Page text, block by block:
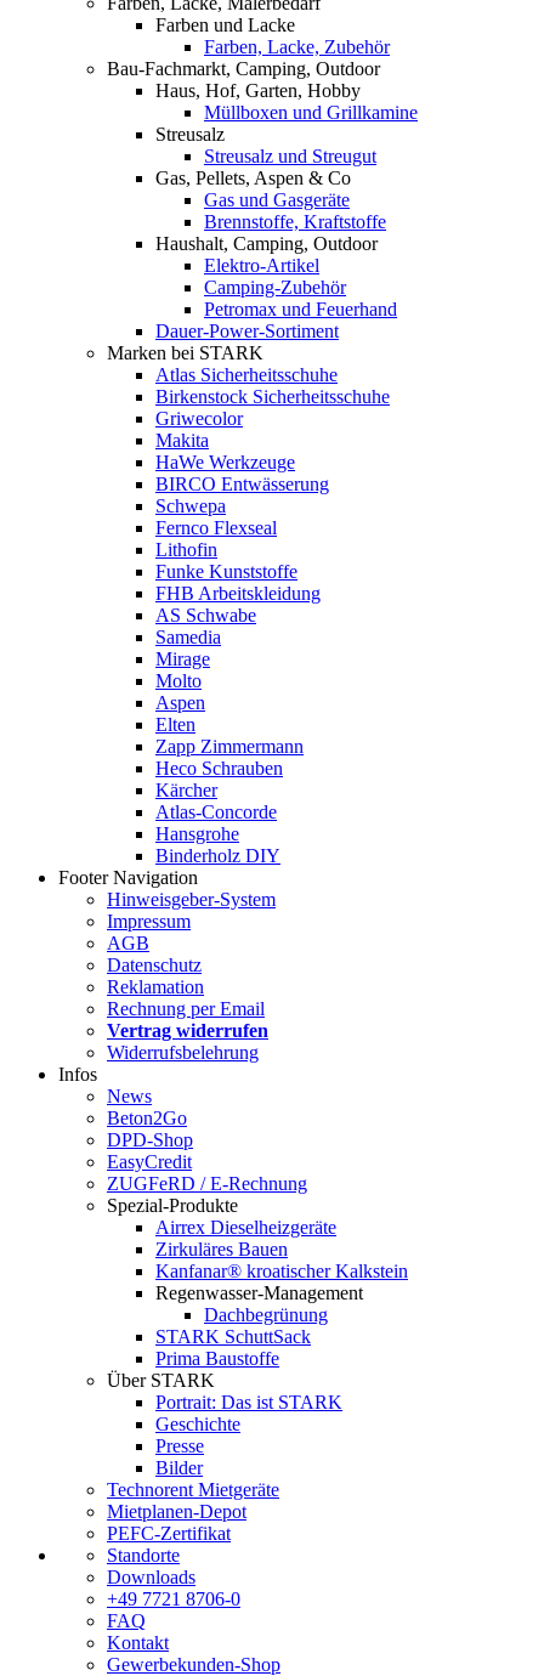
Farben und Lacke
Farben, Lacke, Zubehör
Bau-Fachmarkt, Camping, Outdoor
Haus, Hof, Garten, Hobby
Müllboxen und Grillkamine
Streusalz
Streusalz und Streugut
Gas, Pellets, Aspen & Co
Gas und Gasgeräte
Brennstoffe, Kraftstoffe
Haushalt, Camping, Outdoor
Elektro-Artikel
Camping-Zubehör
Petromax und Feuerhand
Dauer-Power-Sortiment
Marken bei STARK
Atlas Sicherheitsschuhe
Birkenstock Sicherheitsschuhe
Griwecolor
Makita
HaWe Werkzeuge
BIRCO Entwässerung
Schwepa
Fernco Flexseal
Lithofin
Funke Kunststoffe
FHB Arbeitskleidung
AS Schwabe
Samedia
Mirage
Molto
Aspen
Elten
Zapp Zimmermann
Heco Schrauben
Kärcher
Atlas-Concorde
Hansgrohe
Binderholz DIY
Footer Navigation
Hinweisgeber-System
Impressum
AGB
Datenschutz
Reklamation
Rechnung per Email
Vertrag widerrufen
Widerrufsbelehrung
Infos
News
Beton2Go
DPD-Shop
EasyCredit
ZUGFeRD / E-Rechnung
Spezial-Produkte
Airrex Dieselheizgeräte
Zirkuläres Bauen
Kanfanar® kroatischer Kalkstein
Regenwasser-Management
Dachbegrünung
STARK SchuttSack
Prima Baustoffe
Über STARK
Portrait: Das ist STARK
Geschichte
Presse
Bilder
Technorent Mietgeräte
Mietplanen-Depot
PEFC-Zertifikat
Standorte
Downloads
+49 7721 8706-0
FAQ
Kontakt
Gewerbekunden-Shop